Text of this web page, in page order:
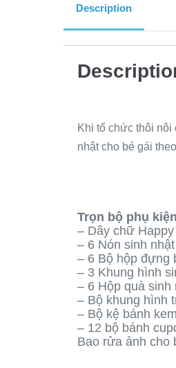
Description
Khi tổ chức thôi nôi
nhật cho bé gái
Trọn bộ phụ
– Dây chữ
– 6 Nón sinh nhật
– 6 Bộ hộp đựng
– 3 Khung hình
– 6 Hộp quà sinh
– Bộ khung hình
– Bộ kệ bánh kem
– 12 bộ bánh
Bao rửa ảnh cho